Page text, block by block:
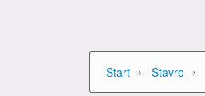
Start › Stavro ›